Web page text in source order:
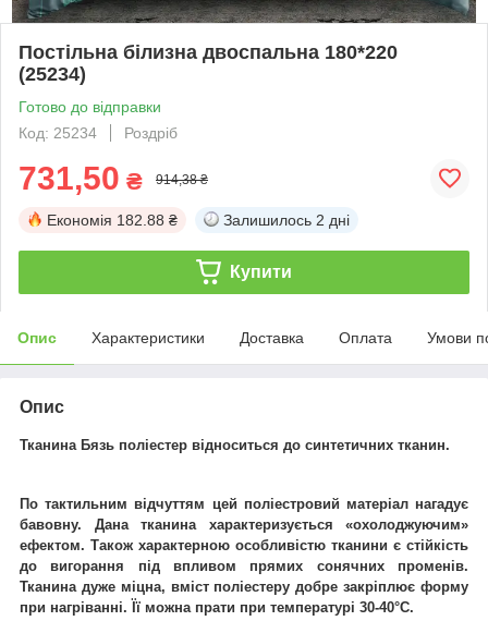
Постільна білизна двоспальна 180*220
(25234)
Готово до відправки
Код: 25234
Роздріб
731,50 ₴ 914,38 ₴
Економія 182.88 ₴ Залишилось 2 дні
Купити
Опис Характеристики Доставка Оплата Умови
Опис
Тканина Бязь поліестер відноситься до синтетичних тканин.
По тактильним відчуттям цей поліестровий матеріал нагадує
бавовну. Дана тканина характеризується «охолоджуючим»
ефектом. Також характерною особливістю тканини є стійкість
до вигорання під впливом прямих сонячних променів.
Тканина дуже міцна, вміст поліестеру добре закріплює форму
при нагріванні. Її можна прати при температурі 30-40°C.